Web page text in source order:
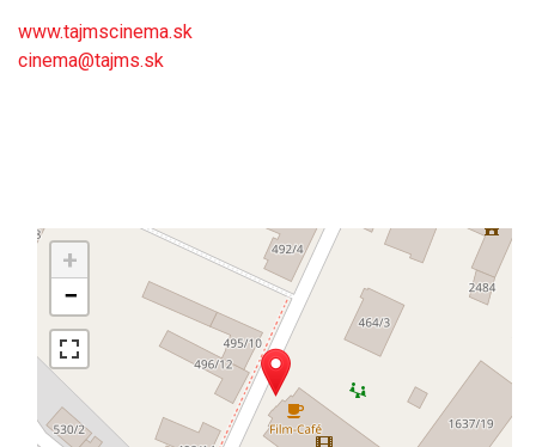
www.tajmscinema.sk
cinema@tajms.sk
+
−